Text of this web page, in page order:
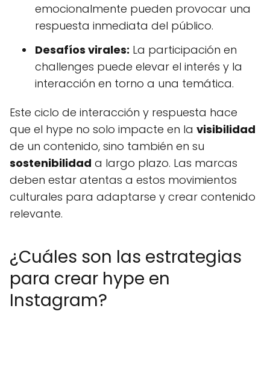
emocionalmente pueden provocar una
respuesta inmediata del público.
Desafíos virales: La participación en
challenges puede elevar el interés y la
interacción en torno a una temática.
Este ciclo de interacción y respuesta hace
que el hype no solo impacte en la visibilidad
de un contenido, sino también en su
sostenibilidad a largo plazo. Las marcas
deben estar atentas a estos movimientos
culturales para adaptarse y crear contenido
relevante.
¿Cuáles son las estrategias
para crear hype en
Instagram?